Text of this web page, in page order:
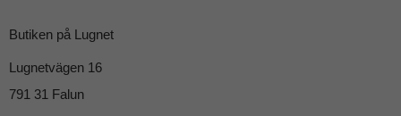
Butiken på Lugnet
Lugnetvägen 16
791 31 Falun